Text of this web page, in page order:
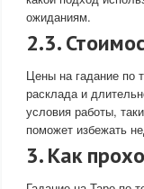
ожиданиям.
2.3.
Цены на гадание по
расклада и
условия работы,
поможет избежать
3. Как